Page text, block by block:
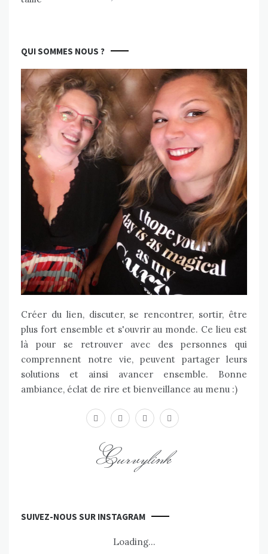
QUI SOMMES NOUS ?
Créer du lien, discuter, se rencontrer, sortir, être
plus fort ensemble et s'ouvrir au monde. Ce lieu est
là pour se retrouver avec des personnes qui
comprennent notre vie, peuvent partager leurs
solutions et ainsi avancer ensemble. Bonne
ambiance, éclat de rire et bienveillance au menu :)
facebooktwitterinstagram
youtube
Curvylink
SUIVEZ-NOUS SUR INSTAGRAM
Loading...